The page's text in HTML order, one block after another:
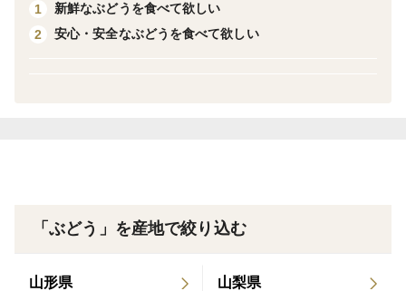
年の気候や生育状況により、1週間ほど前後する可能性
・収穫時期になりましたら、ご注文順から順次発送させ
1
新鮮なぶどうを食べて欲しい
2
安心・安全なぶどうを食べて欲しい
「ぶどう」を産地で絞り込む
山形県 山梨県